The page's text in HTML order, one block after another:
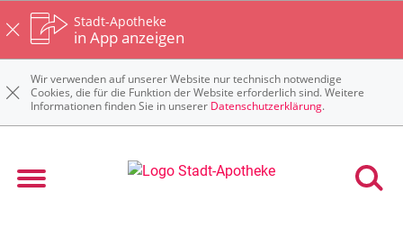
Stadt-Apotheke
in App anzeigen
Wir verwenden auf unserer Website nur technisch notwendige
Cookies, die für die Funktion der Website erforderlich sind. Weitere
Informationen finden Sie in unserer Datenschutzerklärung.